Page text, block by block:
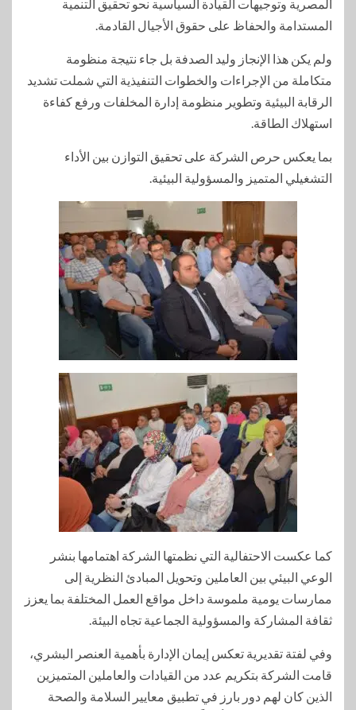
المصرية وتوجيهات القيادة السياسية نحو تحقيق التنمية
المستدامة والحفاظ على حقوق الأجيال القادمة.
ولم يكن هذا الإنجاز وليد الصدفة بل جاء نتيجة منظومة
متكاملة من الإجراءات والخطوات التنفيذية التي شملت تشديد
الرقابة البيئية وتطوير منظومة إدارة المخلفات ورفع كفاءة
استهلاك الطاقة.
بما يعكس حرص الشركة على تحقيق التوازن بين الأداء
التشغيلي المتميز والمسؤولية البيئية.
كما عكست الاحتفالية التي نظمتها الشركة اهتمامها بنشر
الوعي البيئي بين العاملين وتحويل المبادئ النظرية إلى
ممارسات يومية ملموسة داخل مواقع العمل المختلفة بما يعزز
ثقافة المشاركة والمسؤولية الجماعية تجاه البيئة.
وفي لفتة تقديرية تعكس إيمان الإدارة بأهمية العنصر البشري،
قامت الشركة بتكريم عدد من القيادات والعاملين المتميزين
الذين كان لهم دور بارز في تطبيق معايير السلامة والصحة